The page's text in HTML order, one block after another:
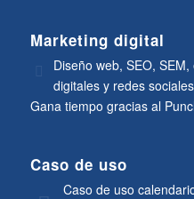
Marketing digital
Diseño web, SEO,
digitales y redes sociales
Gana tiempo gracias al
Caso de uso
Caso de uso